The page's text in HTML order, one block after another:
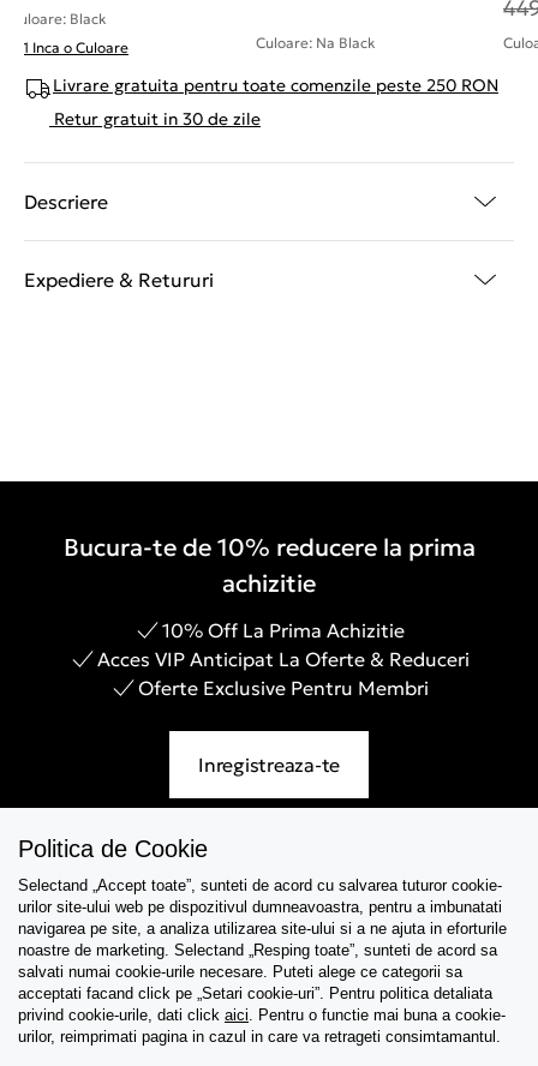
Culoare: Black
+ 1 Inca o Culoare
Culoare: Na Black
Livrare gratuita pentru toate comenzile peste 250 RON
Retur gratuit in 30 de zile
Descriere
Expediere & Retururi
Bucura-te de 10% reducere la prima
achizitie
10% Off La Prima Achizitie
Acces VIP Anticipat La Oferte & Reduceri
Oferte Exclusive Pentru Membri
Inregistreaza-te
Asistenta
Colectii
Tips & Guides
Politica de Cookie
Selectand „Accept toate”, sunteti de acord cu salvarea tuturor cookie-
urilor site-ului web pe dispozitivul dumneavoastra, pentru a imbunatati
navigarea pe site, a analiza utilizarea site-ului si a ne ajuta in eforturile
noastre de marketing. Selectand „Resping toate”, sunteti de acord sa
salvati numai cookie-urile necesare. Puteti alege ce categorii sa
acceptati facand click pe „Setari cookie-uri”. Pentru politica detaliata
privind cookie-urile, dati click aici. Pentru o functie mai buna a cookie-
urilor, reimprimati pagina in cazul in care va retrageti consimtamantul.